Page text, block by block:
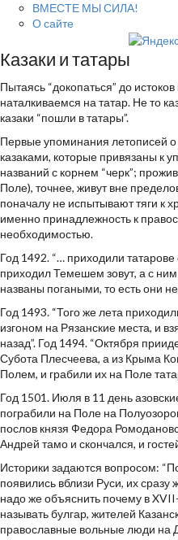
ВМЕСТЕ МЫ СИЛА!
О сайте
Казаки и татары
Пытаясь “докопаться” до
наталкиваемся на татар. Не то
казаки “пошли в татары”.
Первые упоминания летописей о
казаками, которые привязаны к
названий с корнем “черк”;
Поле), точнее, живут вне
поначалу не испытывают тяги к
именно принадлежность к
необходимостью.
Год 1492. “… приходили татарове
приходил Темешем зовут, а с ним
названы погаными, то есть они
Год 1493. “Того же лета
изгоном на Рязанские места, и
назад”. Год 1494. “Октября
Субота Плесчеева, а из Крыма
Полем, и грабили их на Поле
Год 1501. Июля в 11 день
пограбили на Поле на
послов князя Федора
Андрей тамо и скончался, и
Историки задаются вопросом:
появились вблизи Руси, их сразу
надо же объяснить почему в
называть булгар, жителей
православные вольные люди на